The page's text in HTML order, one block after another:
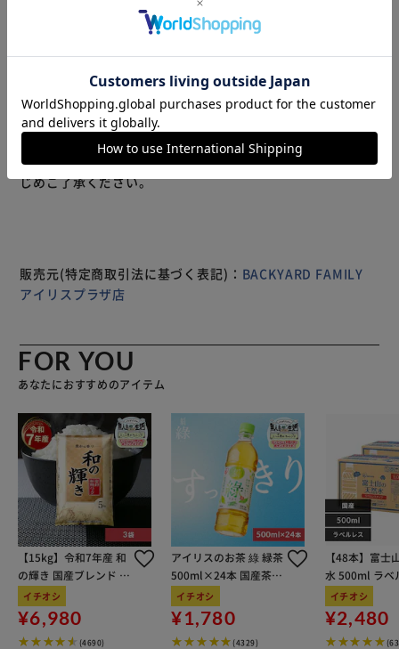
テ♪「anelloGRANDE モイスト ショルダー」。 【ぴったり
心地よく体にフィット】 しっとりとした肌触りでボディに
って、肩掛けや斜め掛け。アクティブシーンでも重宝。
【軽やかな使い心地でノンストレス】 体に負担をかけない
軽量設計。疲れを軽減できるのが嬉しいポイント。 【開閉
スムーズ、安心のファスナー式】 ガバっと開いて取り出し
やすく、ファスナーを閉じればプライバシーを確保。 【マ
ストアイテムをひとまとめ】 ・500mlペットボトルが縦に
手間が不要。 【お揃いで持てるユニセックス仕様】 使う人
を選ばないシンプルデザイン＆カラーリング☆家族やカップ
もっと見る
※製品は予告なく仕様を変更する場合がございます。あらか
じめご了承ください。
販売元(特定商取引法に基づく表記)： BACKYARD FAMILY
アイリスプラザ店
FOR YOU
あなたにおすすめのアイテム
【15kg】令和7年産 和
の輝き 国産ブレンド 5
kg×3袋
イチオシ
¥6,980
(4690)
アイリスのお茶 綠 緑茶
500ml×24本 国産茶葉
100％使用
イチオシ
¥1,780
(4329)
【48本】富士
水 500ml ラベ
イチオシ
¥2,480